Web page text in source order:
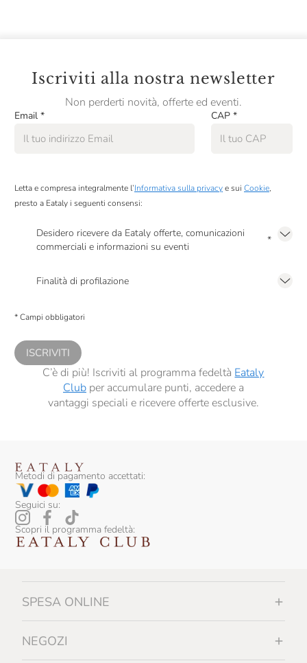
Iscriviti alla nostra newsletter
Non perderti novità, offerte ed eventi.
Email * CAP *
Letta e compresa integralmente l’Informativa sulla privacye sui Cookie,
presto a Eataly i seguenti consensi:
Desidero ricevere da Eataly offerte, comunicazioni
commerciali e informazioni su eventi
*
Finalità di profilazione
comunicazioni commerciali personalizzate, in caso di consenso prestato ai
* Campi obbligatori
ISCRIVITI
C’è di più! Iscriviti al programma fedeltà Eataly
Clubper accumulare punti, accedere a
vantaggi speciali e ricevere offerte esclusive.
Metodi di pagamento accettati:
Seguici su:
Scopri il programma fedeltà:
SPESA ONLINE
NEGOZI